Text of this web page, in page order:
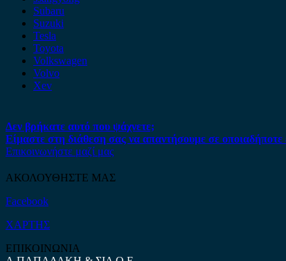
Subaru
Suzuki
Tesla
Toyota
Volkswagen
Volvo
Xev
Δεν βρήκατε αυτό που ψάχνετε;
Είμαστε στη διάθεση σας να απαντήσουμε σε
Επικοινωνήστε μαζί μας
ΑΚΟΛΟΥΘΗΣΤΕ ΜΑΣ
Facebook
ΧΑΡΤΗΣ
ΕΠΙΚΟΙΝΩΝΙΑ